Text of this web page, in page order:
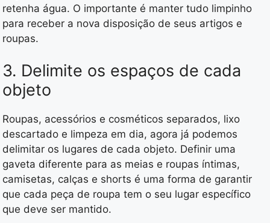
retenha água. O importante é manter tudo limpinho
para receber a nova disposição de seus artigos e
roupas.
3. Delimite os espaços de cada
objeto
Roupas, acessórios e cosméticos separados, lixo
descartado e limpeza em dia, agora já podemos
delimitar os lugares de cada objeto. Definir uma
gaveta diferente para as meias e roupas íntimas,
camisetas, calças e shorts é uma forma de garantir
que cada peça de roupa tem o seu lugar específico
que deve ser mantido.